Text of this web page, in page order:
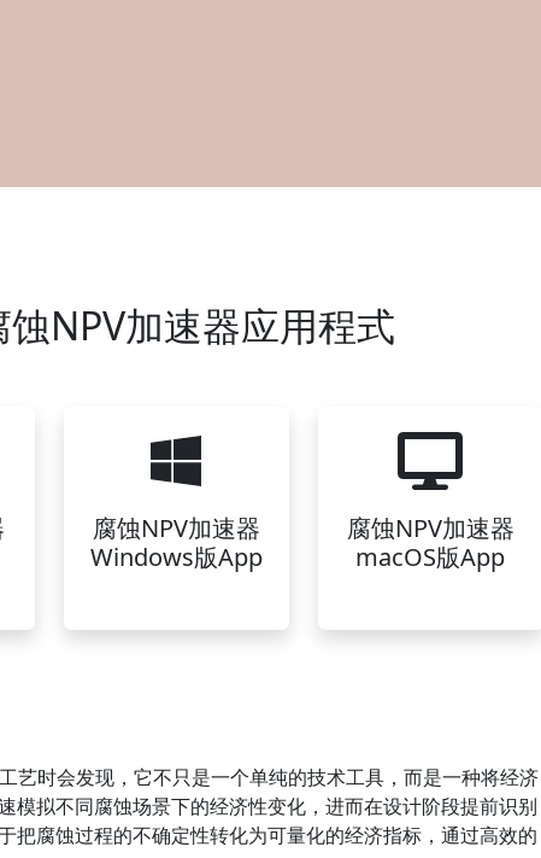
NPV加速器应用程式
腐蚀NPV加速器
Windows版App
腐蚀NPV加速器
macOS版App
艺时会发现，它不只是一个单纯的技术工具，而是一种将经济
模拟不同腐蚀场景下的经济性变化，进而在设计阶段提前识别
把腐蚀过程的不确定性转化为可量化的经济指标，通过高效的